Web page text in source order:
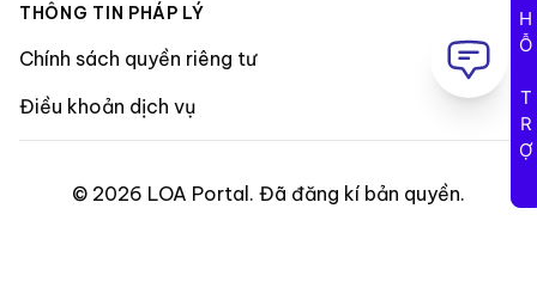
THÔNG TIN PHÁP LÝ
Chính sách quyền riêng tư
Điều khoản dịch vụ
© 2026 LOA Portal. Đã đăng kí bản quyền.
HỖ TRỢ